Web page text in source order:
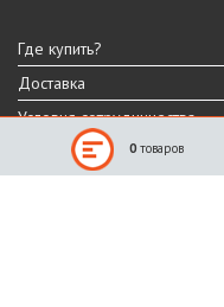
Где купить?
Доставка
Условия сотрудничества
Реальный внешний вид и
0 товаров